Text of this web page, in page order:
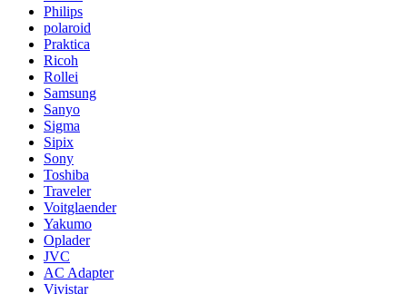
Philips
polaroid
Praktica
Ricoh
Rollei
Samsung
Sanyo
Sigma
Sipix
Sony
Toshiba
Traveler
Voitglaender
Yakumo
Oplader
JVC
AC Adapter
Vivistar